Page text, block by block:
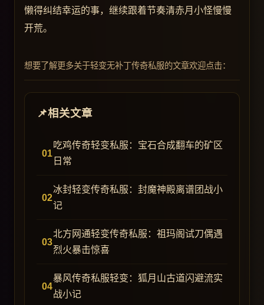
懒得纠结幸运的事，继续跟着节奏清赤月小怪慢慢
开荒。
想要了解更多关于轻变无补丁传奇私服的文章欢迎点击：
相关文章
吃鸡传奇轻变私服：宝石合成翻车的矿区
日常
冰封轻变传奇私服：封魔神殿离谱团战小
记
北方网通轻变传奇私服：祖玛阁试刀偶遇
烈火暴击惊喜
暴风传奇私服轻变：狐月山古道闪避流实
战小记